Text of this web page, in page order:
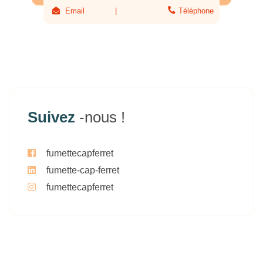
Email Téléphone
Suivez -nous !
fumettecapferret
fumette-cap-ferret
fumettecapferret